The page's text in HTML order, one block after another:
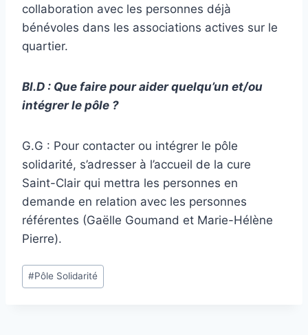
collaboration avec les personnes déjà
bénévoles dans les associations actives sur le
quartier.
Bl.D : Que faire pour aider quelqu’un et/ou
intégrer le pôle ?
G.G : Pour contacter ou intégrer le pôle
solidarité, s’adresser à l’accueil de la cure
Saint-Clair qui mettra les personnes en
demande en relation avec les personnes
référentes (Gaëlle Goumand et Marie-Hélène
Pierre).
Étiquettes
de
#Pôle Solidarité